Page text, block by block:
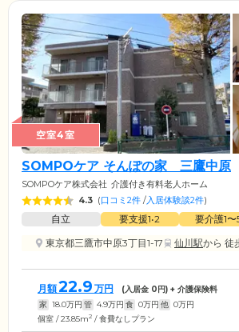
空室4室
SOMPOケア そんぽの家 三鷹中原
SOMPOケア株式会社 介護付き有料老人ホーム
4.3 (口コミ2件 /入居体験談2件)
自立 要支援1•2 要介護1〜
東京都三鷹市中原3丁目1-17
仙川駅から 徒
月額22.9 万円 (入居金 0円) + 介護保険料
家 18.0万円 管 4.9万円 食 0万円 他 0万円
個室 / 23.85m2 / 食費なしプラン